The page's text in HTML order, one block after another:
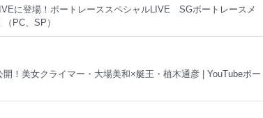
に登場！ボートレーススペシャルLIVE SGボートレースメ
PC、SP）
！美女クライマー・大場美和×艇王・植木通彦 | YouTubeボー